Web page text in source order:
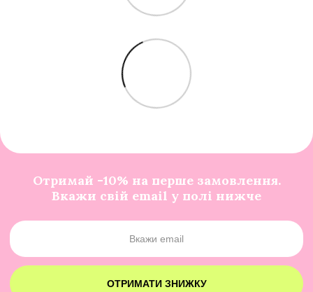
Отримай -10% на перше замовлення.
Вкажи свій email у полі нижче
ОТРИМАТИ ЗНИЖКУ